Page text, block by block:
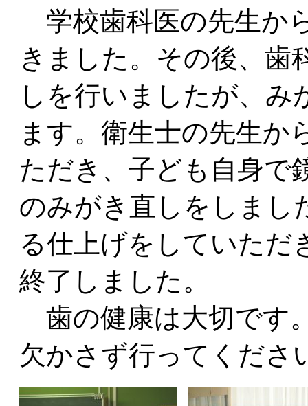
学校歯科医の先生か
きました。その後、歯
しを行いましたが、み
ます。衛生士の先生か
ただき、子ども自身で
のみがき直しをしまし
る仕上げをしていただ
終了しました。
歯の健康は大切です
欠かさず行ってくださ